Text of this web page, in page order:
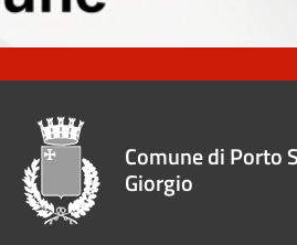
Comune di Porto
Giorgio